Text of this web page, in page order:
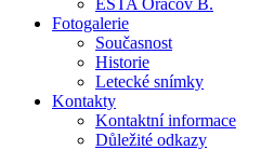
ESTA Oráčov B.
Fotogalerie
Současnost
Historie
Letecké snímky
Kontakty
Kontaktní informace
Důležité odkazy